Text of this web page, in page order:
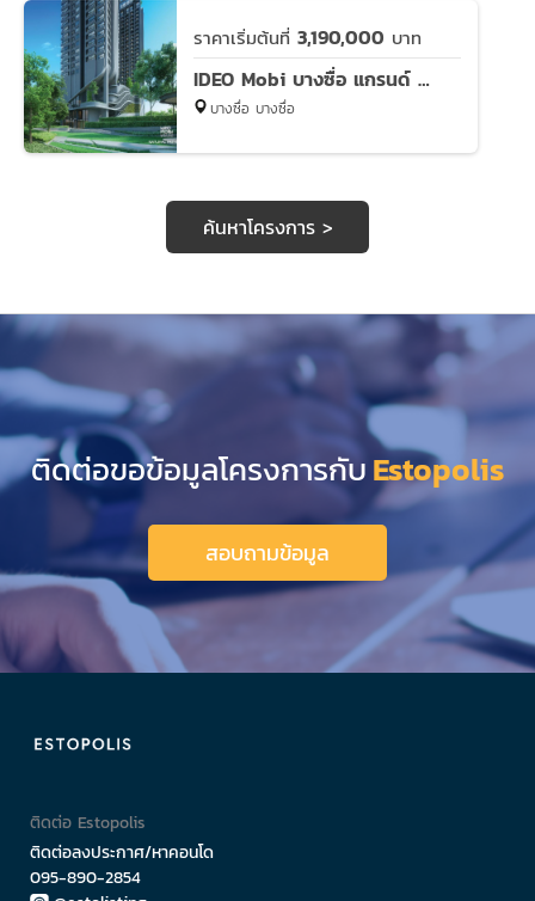
ราคาเริ่มต้นที่ 3,190,000 บาท
IDEO Mobi บางซื่อ แกรนด์ อินเตอร์เชนจ์
บางซื่อ บางซื่อ
ค้นหาโครงการ >
ติดต่อขอข้อมูลโครงการกับEstopolis
สอบถามข้อมูล
ติดต่อ Estopolis
ติดต่อลงประกาศ/หาคอนโด
095-890-2854